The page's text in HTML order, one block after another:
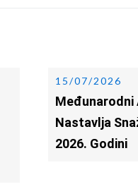
15/07/2026
Međunarodni
Nastavlja
2026. Godini